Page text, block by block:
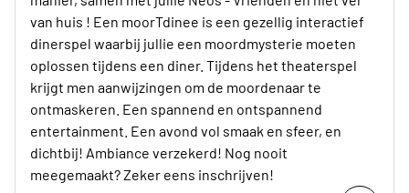
van huis ! Een moorTdinee is een gezellig interactief
dinerspel waarbij jullie een moordmysterie moeten
oplossen tijdens een diner. Tijdens het theaterspel
krijgt men aanwijzingen om de moordenaar te
ontmaskeren. Een spannend en ontspannend
entertainment. Een avond vol smaak en sfeer, en
dichtbij! Ambiance verzekerd! Nog nooit
meegemaakt? Zeker eens inschrijven!